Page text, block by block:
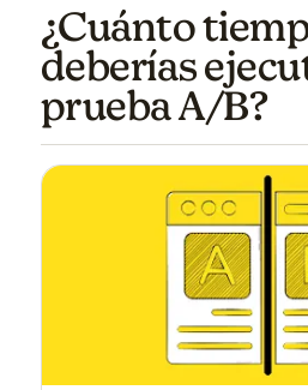
¿Cuánto
deberías
prueba A/B?